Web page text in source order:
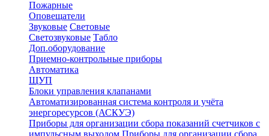
Пожарные
Оповещатели
Звуковые Световые
Светозвуковые Табло
Доп.оборудование
Приемно-контрольные приборы
Автоматика
ЩУП
Блоки управления клапанами
Автоматизированная система контроля и учёта
энергоресурсов (АСКУЭ)
Приборы для организации сбора показаний счетчиков с
импульсным выходом Приборы для организации сбора